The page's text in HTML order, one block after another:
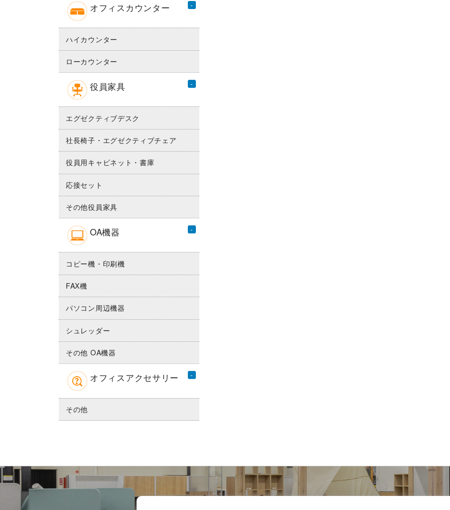
オフィスカウンター
ハイカウンター
ローカウンター
役員家具
エグゼクティブデスク
社長椅子・エグゼクティブチェア
役員用キャビネット・書庫
応接セット
その他役員家具
OA機器
コピー機・印刷機
FAX機
パソコン周辺機器
シュレッダー
その他 OA機器
オフィスアクセサリー
その他